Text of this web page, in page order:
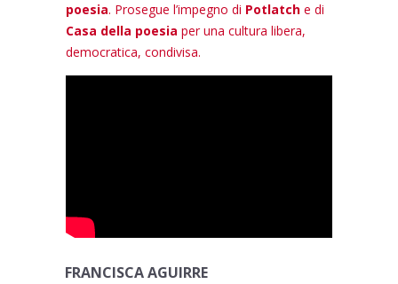
poesia. Prosegue l’impegno di Potlatch e di
Casa della poesia per una cultura libera,
democratica, condivisa.
FRANCISCA AGUIRRE